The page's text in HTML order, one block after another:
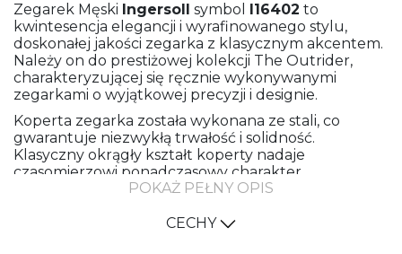
Zegarek Męski Ingersoll symbol I16402 to
kwintesencja elegancji i wyrafinowanego stylu,
doskonałej jakości zegarka z klasycznym akcentem.
Należy on do prestiżowej kolekcji The Outrider,
charakteryzującej się ręcznie wykonywanymi
zegarkami o wyjątkowej precyzji i designie.
Koperta zegarka została wykonana ze stali, co
gwarantuje niezwykłą trwałość i solidność.
Klasyczny okrągły kształt koperty nadaje
czasomierzowi ponadczasowy charakter,
podkreślając jego uniwersalność i elegancję.
Brązowy pasek ze skóry doskonale komponuje się z
złotą kopertą, tworząc harmonijną i stylową całość.
POKAŻ PEŁNY OPIS
CECHY